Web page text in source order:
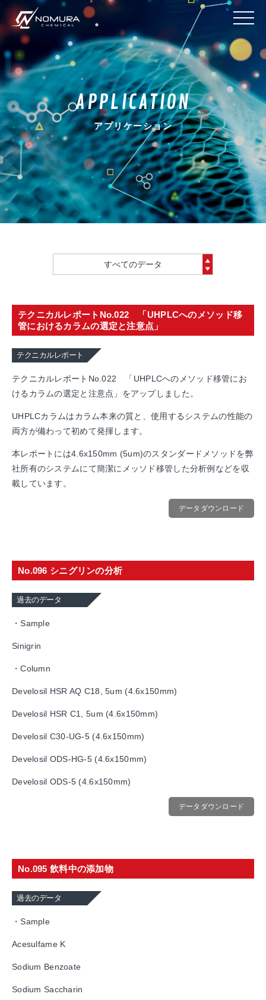
APPLICATION
アプリケーション
テクニカルレポートNo.022 「UHPLCへのメソッド移
管におけるカラムの選定と注意点」
テクニカルレポート
テクニカルレポートNo.022 「UHPLCへのメソッド移管にお
けるカラムの選定と注意点」をアップしました。
UHPLCカラムはカラム本来の質と、使用するシステムの性能の
両方が備わって初めて発揮します。
本レポートには4.6x150mm (5um)のスタンダードメソッドを弊
社所有のシステムにて簡潔にメッソド移管した分析例などを収
載しています。
データダウンロード
No.096 シニグリンの分析
過去のデータ
・Sample
Sinigrin
・Column
Develosil HSR AQ C18, 5um (4.6x150mm)
Develosil HSR C1, 5um (4.6x150mm)
Develosil C30-UG-5 (4.6x150mm)
Develosil ODS-HG-5 (4.6x150mm)
Develosil ODS-5 (4.6x150mm)
データダウンロード
No.095 飲料中の添加物
過去のデータ
・Sample
Acesulfame K
Sodium Benzoate
Sodium Saccharin